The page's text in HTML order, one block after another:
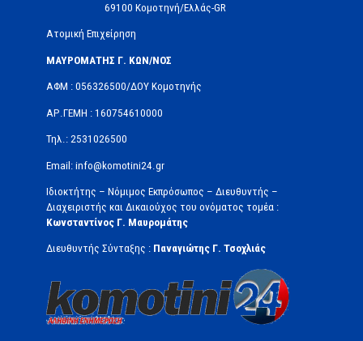
69100 Κομοτηνή/Ελλάς-GR
Ατομική Επιχείρηση
ΜΑΥΡΟΜΑΤΗΣ Γ. ΚΩΝ/ΝΟΣ
ΑΦΜ : 056326500/ΔOΥ Κομοτηνής
ΑΡ.ΓΕΜΗ : 160754610000
Τηλ.: 2531026500
Email: info@komotini24.gr
Ιδιοκτήτης – Νόμιμος Εκπρόσωπος – Διευθυντής –
Διαχειριστής και Δικαιούχος του ονόματος τομέα :
Κωνσταντίνος Γ. Μαυρομάτης
Διευθυντής Σύνταξης : Παναγιώτης Γ. Τσοχλιάς